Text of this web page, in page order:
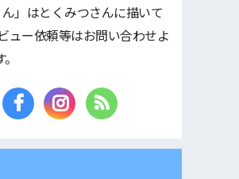
ん」はとくみつさんに描いて
ュー依頼等はお問い合わせよ